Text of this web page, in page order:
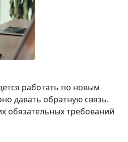
работать по новым
давать обратную связь.
обязательных требований